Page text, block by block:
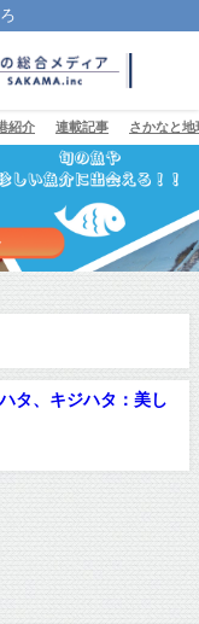
紹介 連載記事 さかなと地
タ、キジハタ：美し